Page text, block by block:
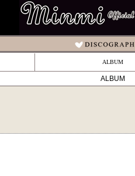
ALBUM
ALBUM